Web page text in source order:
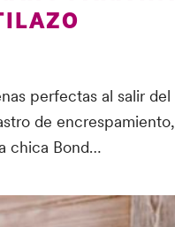
perfectas al salir
de
chica Bond…